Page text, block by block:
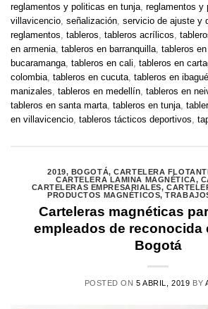
reglamentos y politicas en tunja reglamentos y
villavicencio señalización servicio de ajuste y
reglamentos tableros tableros acrílicos
en armenia tableros en barranquilla tableros
bucaramanga tableros en cali tableros en
colombia tableros en cucuta tableros en ibagué
manizales tableros en medellín tableros en
tableros en santa marta tableros en tunja
en villavicencio tableros tácticos deportivos
2019, BOGOTÁ,CARTELERA
CARTELERA LAMINA MAGNÉTICA,
CARTELERAS EMPRESARIALES,
PRODUCTOS MAGNÉTICOS,
Carteleras magnéticas
empleados de reconocida
Bogotá
POSTED ON5 ABRIL, 2019 BY